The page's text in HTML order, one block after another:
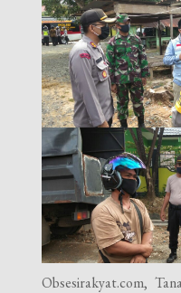
Obsesirakyat.com,